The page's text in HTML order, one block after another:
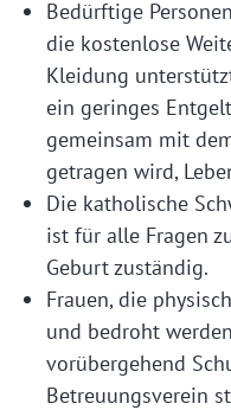
Bedürftige
die kostenlose
Kleidung
ein geringes
gemeinsam mit
getragen wird,
Die katholische
ist für alle Fragen
Geburt zuständig.
Frauen, die
und bedroht
vorübergehend
Betreuungsverein